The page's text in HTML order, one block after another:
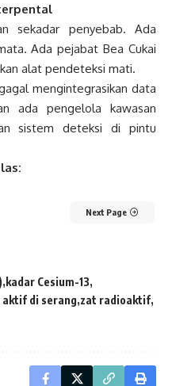
sekadar penyebab. Ada
Ada pejabat Bea Cukai
alat pendeteksi mati.
mengintegrasikan data
ada pengelola kawasan
sistem deteksi di pintu
Next Page
kadar Cesium-13
aktif di serang zat radioaktif